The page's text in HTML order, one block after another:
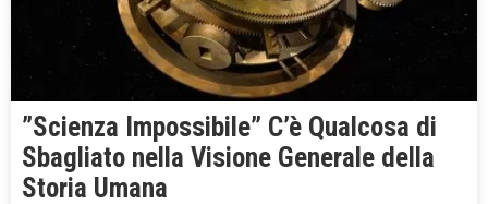
”Scienza Impossibile” C’è Qualcosa di
Sbagliato nella Visione Generale della
Storia Umana